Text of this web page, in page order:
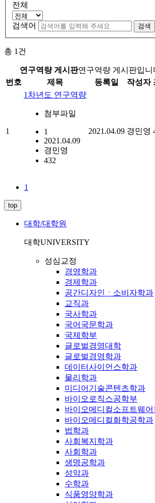
전체
검색어 검색
총 1 건
연구역량 게시판연구역량 게시판입니
번호
제목 등록일 작성자
1
1차년도 연구역량
첨부파일
1
2021.04.09
경민영
432
2021.04.09 경민영
1
top
대학/대학원
대학UNIVERSITY
성심교정
경영학과
경제학과
공간디자인ㆍ소비자학과
교직과
국사학과
국어국문학과
국제학부
글로벌경영대학
글로벌경영학과
데이터사이언스학과
물리학과
미디어기술콘텐츠학과
바이오로직스공학부
바이오메디컬소프트웨
바이오메디컬화학공학과
법학과
사회복지학과
사회학과
생명공학과
성악과
수학과
식품영양학과